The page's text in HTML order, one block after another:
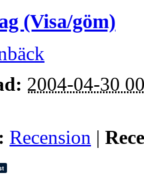
(Visa/göm)
2004-04-30
Recension |